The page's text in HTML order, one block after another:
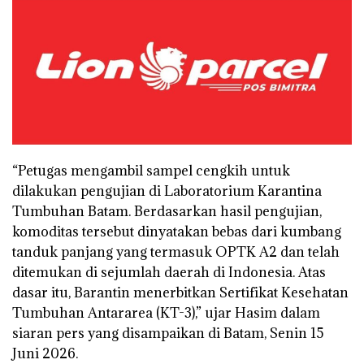
“Petugas mengambil sampel cengkih untuk
dilakukan pengujian di Laboratorium Karantina
Tumbuhan Batam. Berdasarkan hasil pengujian,
komoditas tersebut dinyatakan bebas dari kumbang
tanduk panjang yang termasuk OPTK A2 dan telah
ditemukan di sejumlah daerah di Indonesia. Atas
dasar itu, Barantin menerbitkan Sertifikat Kesehatan
Tumbuhan Antararea (KT-3),” ujar Hasim dalam
siaran pers yang disampaikan di Batam, Senin 15
Juni 2026.